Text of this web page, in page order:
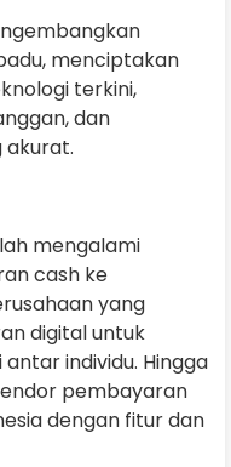
menciptakan
terkini,
dan
akurat.
mengalami
cash ke
yang
digital untuk
individu. Hingga
pembayaran
dengan fitur dan